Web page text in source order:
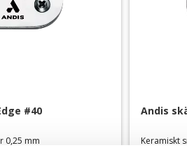
#40
0,25 mm
Andis